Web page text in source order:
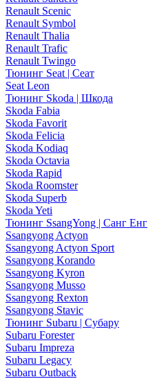
Renault Scenic
Renault Symbol
Renault Thalia
Renault Trafic
Renault Twingo
Тюнинг Seat | Сеат
Seat Leon
Тюнинг Skoda | Шкода
Skoda Fabia
Skoda Favorit
Skoda Felicia
Skoda Kodiaq
Skoda Octavia
Skoda Rapid
Skoda Roomster
Skoda Superb
Skoda Yeti
Тюнинг SsangYong | Санг Енг
Ssangyong Actyon
Ssangyong Actyon Sport
Ssangyong Korando
Ssangyong Kyron
Ssangyong Musso
Ssangyong Rexton
Ssangyong Stavic
Тюнинг Subaru | Субару
Subaru Forester
Subaru Impreza
Subaru Legacy
Subaru Outback